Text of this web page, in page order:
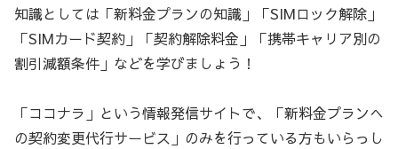
知識としては「新料金プランの知識」「SIMロック解除」
「SIMカード契約」「契約解除料金」「携帯キャリア別の
割引減額条件」などを学びましょう！
「ココナラ」という情報発信サイトで、「新料金プランへ
の契約変更代行サービス」のみを行っている方もいらっし